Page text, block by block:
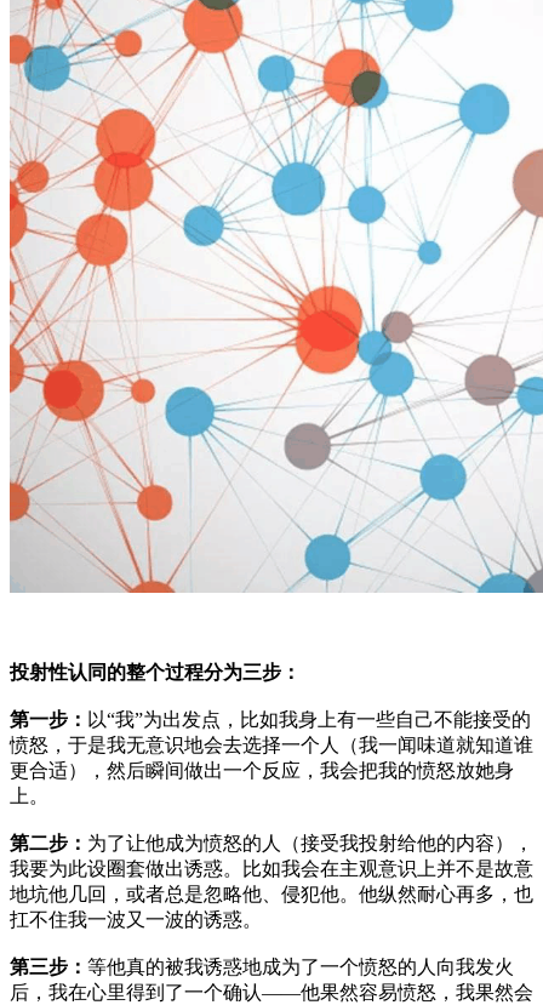
投射性认同的整个过程分为三步：
第一步： 以“我”为出发点，比如我身上有一些自己不能接受的
愤怒，于是我无意识地会去选择一个人（我一闻味道就知道谁
更合适），然后瞬间做出一个反应，我会把我的愤怒放她身
上。
第二步： 为了让他成为愤怒的人（接受我投射给他的内容），
我要为此设圈套做出诱惑。比如我会在主观意识上并不是故意
地坑他几回，或者总是忽略他、侵犯他。他纵然耐心再多，也
扛不住我一波又一波的诱惑。
第三步： 等他真的被我诱惑地成为了一个愤怒的人向我发火
后，我在心里得到了一个确认——他果然容易愤怒，我果然会